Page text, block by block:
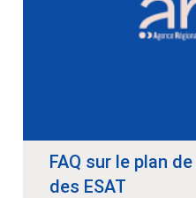
FAQ sur le plan
des ESAT